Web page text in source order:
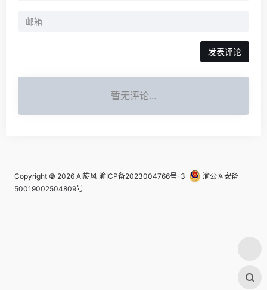
发表评论
暂无评论...
Copyright © 2026 AI旋风 渝ICP备2023004766号-3
渝公网安备
50019002504809号